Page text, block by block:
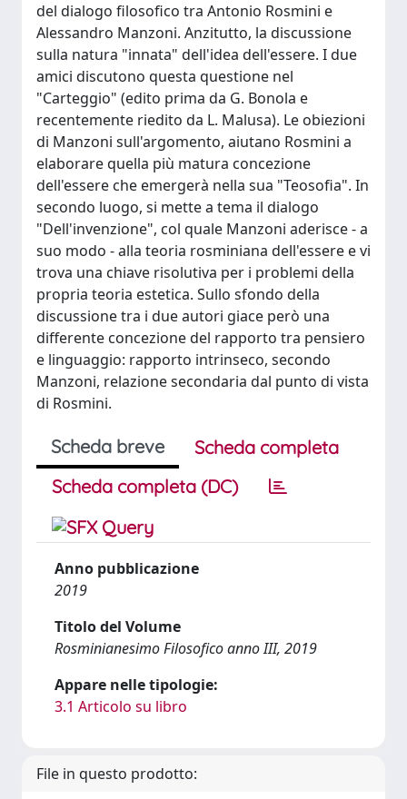
del dialogo filosofico tra Antonio Rosmini e
Alessandro Manzoni. Anzitutto, la discussione
sulla natura "innata" dell'idea dell'essere. I due
amici discutono questa questione nel
"Carteggio" (edito prima da G. Bonola e
recentemente riedito da L. Malusa). Le obiezioni
di Manzoni sull'argomento, aiutano Rosmini a
elaborare quella più matura concezione
dell'essere che emergerà nella sua "Teosofia". In
secondo luogo, si mette a tema il dialogo
"Dell'invenzione", col quale Manzoni aderisce - a
suo modo - alla teoria rosminiana dell'essere e vi
trova una chiave risolutiva per i problemi della
propria teoria estetica. Sullo sfondo della
discussione tra i due autori giace però una
differente concezione del rapporto tra pensiero
e linguaggio: rapporto intrinseco, secondo
Manzoni, relazione secondaria dal punto di vista
di Rosmini.
Scheda breve
Scheda completa
Scheda completa (DC)
Anno pubblicazione
2019
Titolo del Volume
Rosminianesimo Filosofico anno III, 2019
Appare nelle tipologie:
3.1 Articolo su libro
File in questo prodotto: